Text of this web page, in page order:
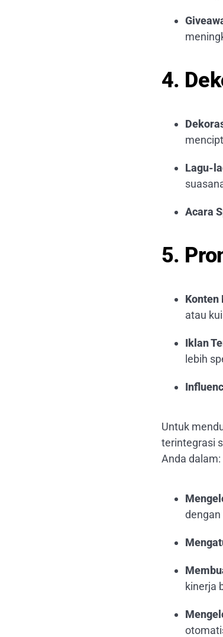
4.
Lagu-
Acara
5.
Konten
atau
Iklan
lebih
Untuk
terintegrasi
Anda dalam:
dengan
kinerja